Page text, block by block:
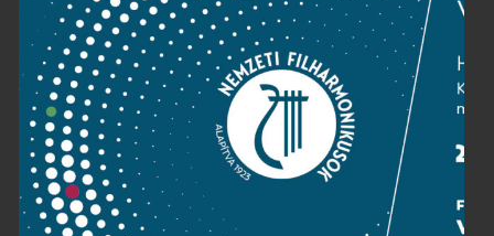
NEMZETI
FILHARMONIKUSOK